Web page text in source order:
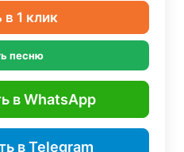
в 1 клик
песню
в WhatsApp
в Telegram